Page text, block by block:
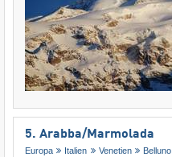
5. Arabba/​Marmolada
Europa Italien Venetien Belluno